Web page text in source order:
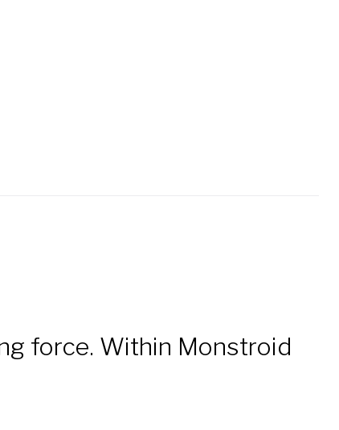
force. Within Monstroid